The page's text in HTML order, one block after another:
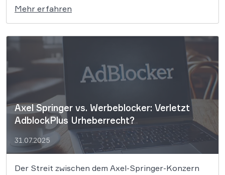
(BGH) hat heute entschieden: Der Vertrieb
sogenannter „Cheat-Software“ für Spielkonsolen
stellt keine Urheberrechtsverletzung dar, sofern
dabei nicht der […]
Mehr erfahren
Axel Springer vs. Werbeblocker: Verletzt
AdblockPlus Urheberrecht?
31.07.2025
Der Streit zwischen dem Axel-Springer-Konzern